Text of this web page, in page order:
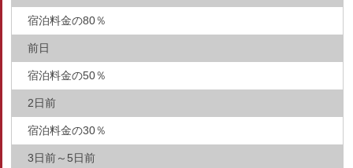
宿泊料金の80％
前日
宿泊料金の50％
2日前
宿泊料金の30％
3日前～5日前